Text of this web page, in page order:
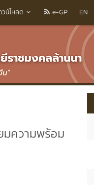
น์โหลด e-GP EN
มความพร้อม